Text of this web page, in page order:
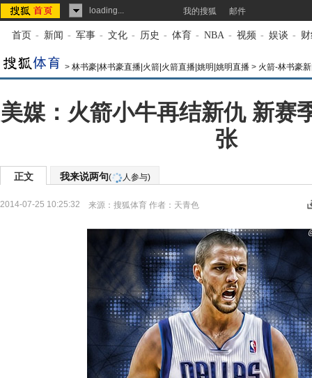
loading... 我的搜狐 邮件
首页 - 新闻 - 军事 - 文化 - 历史 - 体育 - NBA - 视频 - 娱谈 -
> 林书豪|林书豪直播|火箭|火箭直播|姚明|姚明直播 > 火箭-林书豪
美媒：火箭小牛再结新仇 新赛
张
正文 我来说两句( 人参与)
2014-07-25 10:25:32 来源： 搜狐体育 作者：天青色